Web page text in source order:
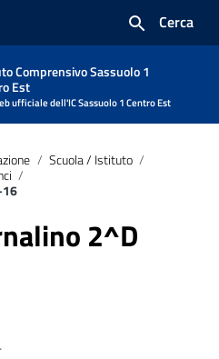
Cerca
Comprensivo Sassuolo 1
Est
ufficiale dell'IC Sassuolo 1 Centro Est
/ Scuola / Istituto /
/
2^D